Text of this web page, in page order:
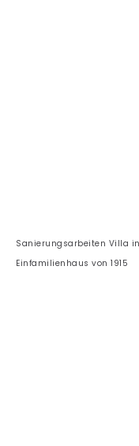
Sanierungsarbeiten Villa
Einfamilienhaus von 1915